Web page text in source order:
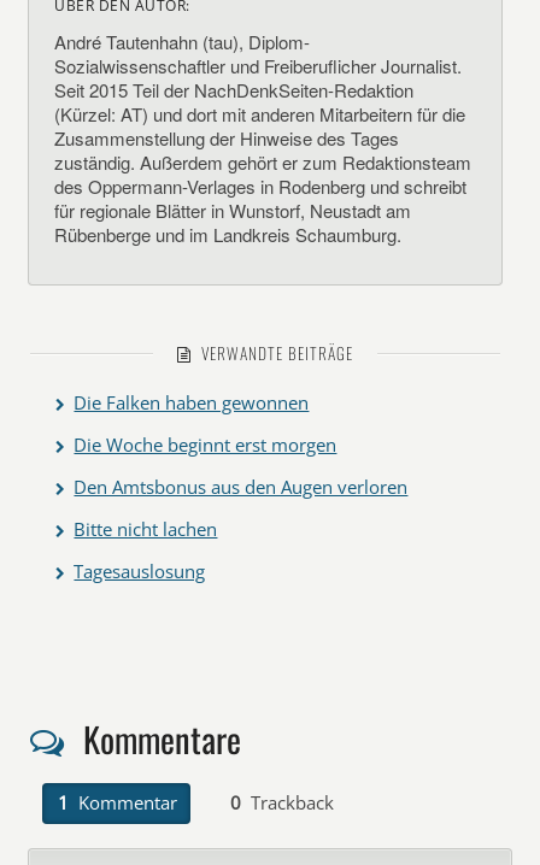
ÜBER DEN AUTOR:
André Tautenhahn (tau), Diplom-
Sozialwissenschaftler und Freiberuflicher Journalist.
Seit 2015 Teil der NachDenkSeiten-Redaktion
(Kürzel: AT) und dort mit anderen Mitarbeitern für die
Zusammenstellung der Hinweise des Tages
zuständig. Außerdem gehört er zum Redaktionsteam
des Oppermann-Verlages in Rodenberg und schreibt
für regionale Blätter in Wunstorf, Neustadt am
Rübenberge und im Landkreis Schaumburg.
VERWANDTE BEITRÄGE
Die Falken haben gewonnen
Die Woche beginnt erst morgen
Den Amtsbonus aus den Augen verloren
Bitte nicht lachen
Tagesauslosung
Kommentare
1 Kommentar 0 Trackback